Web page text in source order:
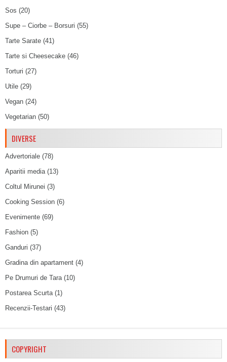
Sos (20)
Supe – Ciorbe – Borsuri (55)
Tarte Sarate (41)
Tarte si Cheesecake (46)
Torturi (27)
Utile (29)
Vegan (24)
Vegetarian (50)
DIVERSE
Advertoriale (78)
Aparitii media(13)
Coltul Mirunei (3)
Cooking Session (6)
Evenimente (69)
Fashion (5)
Ganduri (37)
Gradina din apartament (4)
Pe Drumuri de Tara(10)
Postarea Scurta(1)
Recenzii-Testari (43)
COPYRIGHT